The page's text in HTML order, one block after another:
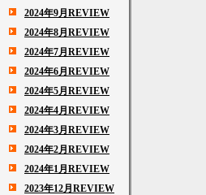
2024年9月REVIEW
2024年8月REVIEW
2024年7月REVIEW
2024年6月REVIEW
2024年5月REVIEW
2024年4月REVIEW
2024年3月REVIEW
2024年2月REVIEW
2024年1月REVIEW
2023年12月REVIEW